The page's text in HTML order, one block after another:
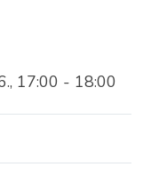
17:00 - 18:00